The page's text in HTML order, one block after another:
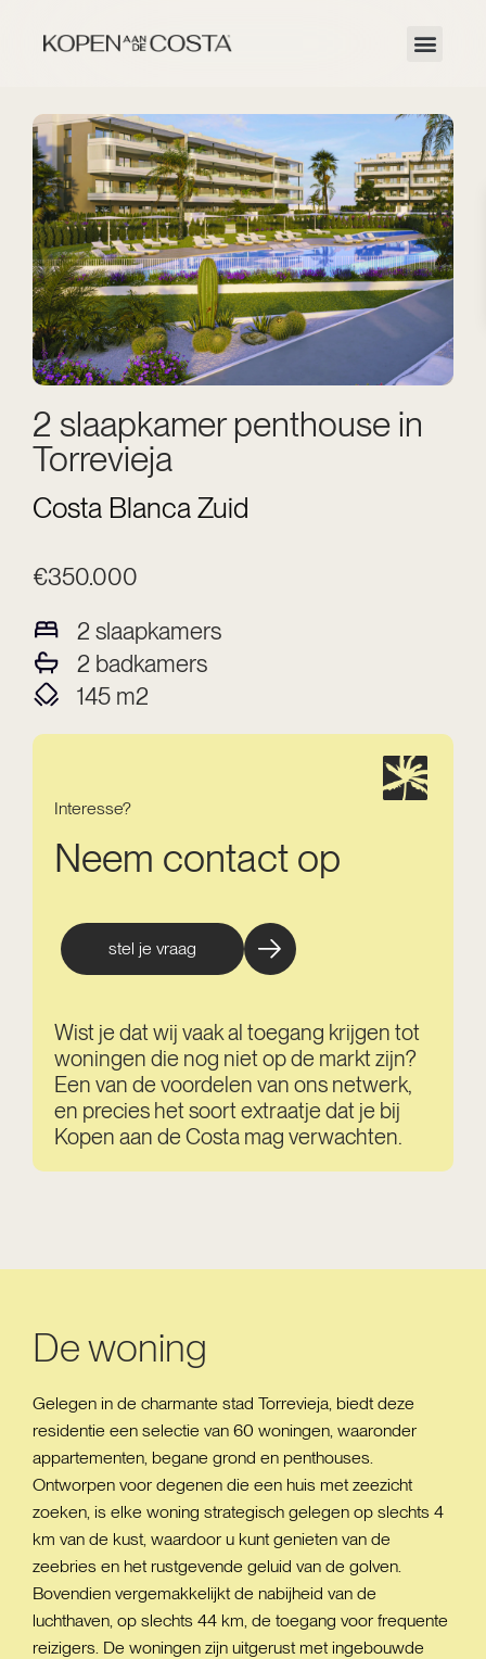
2 slaapkamer penthouse in
Torrevieja
Costa Blanca Zuid
€350.000
2 slaapkamers
2 badkamers
145 m2
Interesse?
Neem contact op
stel je vraag
Wist je dat wij vaak al toegang krijgen tot
woningen die nog niet op de markt zijn?
Een van de voordelen van ons netwerk,
en precies het soort extraatje dat je bij
Kopen aan de Costa mag verwachten.
De woning
Gelegen in de charmante stad Torrevieja, biedt deze
residentie een selectie van 60 woningen, waaronder
appartementen, begane grond en penthouses.
Ontworpen voor degenen die een huis met zeezicht
zoeken, is elke woning strategisch gelegen op slechts 4
km van de kust, waardoor u kunt genieten van de
zeebries en het rustgevende geluid van de golven.
Bovendien vergemakkelijkt de nabijheid van de
luchthaven, op slechts 44 km, de toegang voor frequente
reizigers. De woningen zijn uitgerust met ingebouwde